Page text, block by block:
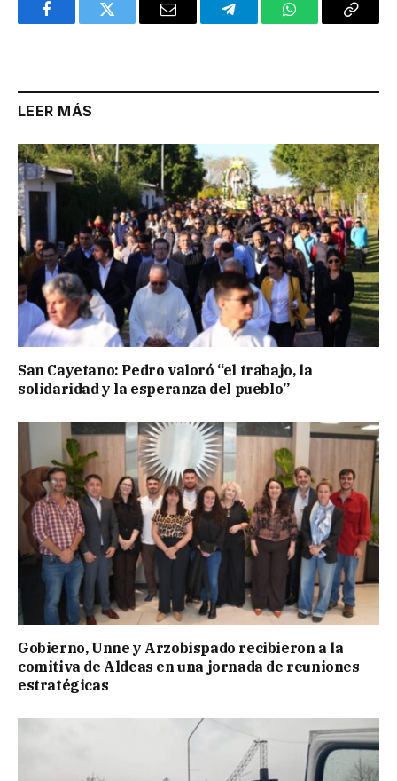
FacebookTwitter Email TelegramWhatsAppCopy
LEER MÁS
San Cayetano: Pedro valoró “el trabajo, la
solidaridad y la esperanza del pueblo”
Gobierno, Unne y Arzobispado recibieron a la
comitiva de Aldeas en una jornada de reuniones
estratégicas